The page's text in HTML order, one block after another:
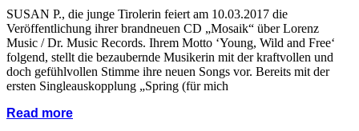
SUSAN P., die junge Tirolerin feiert am 10.03.2017 die
Veröffentlichung ihrer brandneuen CD „Mosaik“ über Lorenz
Music / Dr. Music Records. Ihrem Motto ‘Young, Wild and Free‘
folgend, stellt die bezaubernde Musikerin mit der kraftvollen und
doch gefühlvollen Stimme ihre neuen Songs vor. Bereits mit der
ersten Singleauskopplung „Spring (für mich
Read more